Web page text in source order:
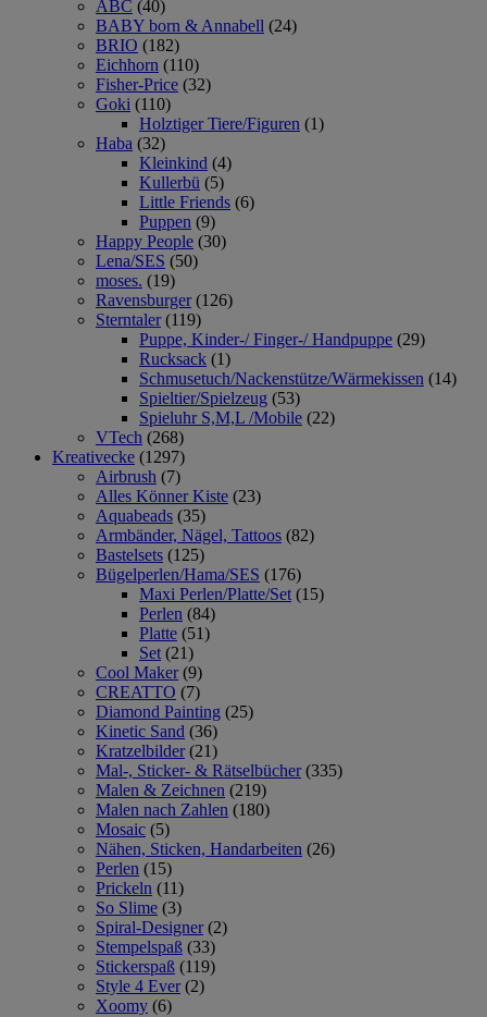
ABC (40)
BABY born & Annabell (24)
BRIO (182)
Eichhorn (110)
Fisher-Price (32)
Goki (110)
Holztiger Tiere/Figuren (1)
Haba (32)
Kleinkind (4)
Kullerbü (5)
Little Friends (6)
Puppen (9)
Happy People (30)
Lena/SES (50)
moses. (19)
Ravensburger (126)
Sterntaler (119)
Puppe, Kinder-/ Finger-/ Handpuppe (29)
Rucksack (1)
Schmusetuch/Nackenstütze/Wärmekissen (14)
Spieltier/Spielzeug (53)
Spieluhr S,M,L /Mobile (22)
VTech (268)
Kreativecke (1297)
Airbrush (7)
Alles Könner Kiste (23)
Aquabeads (35)
Armbänder, Nägel, Tattoos (82)
Bastelsets (125)
Bügelperlen/Hama/SES (176)
Maxi Perlen/Platte/Set (15)
Perlen (84)
Platte (51)
Set (21)
Cool Maker (9)
CREATTO (7)
Diamond Painting (25)
Kinetic Sand (36)
Kratzelbilder (21)
Mal-, Sticker- & Rätselbücher (335)
Malen & Zeichnen (219)
Malen nach Zahlen (180)
Mosaic (5)
Nähen, Sticken, Handarbeiten (26)
Perlen (15)
Prickeln (11)
So Slime (3)
Spiral-Designer (2)
Stempelspaß (33)
Stickerspaß (119)
Style 4 Ever (2)
Xoomy (6)